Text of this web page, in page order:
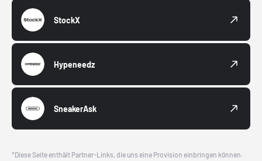
StockX
Hypeneedz
SneakerAsk
*Diese Seite enthält Partner-Links, die uns eine Provision einbringen können.